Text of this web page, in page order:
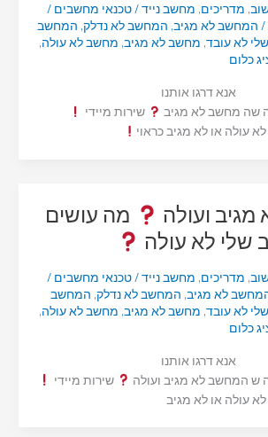
, מדריכים, מחשב נייד/טכנאי מחשבים /
/ המחשב לא מגיב, המחשב לא נדלק, המחשב
לא עובד, מחשב לא מגיב, מחשב לא עולה,
כלום
אנא דרגו אותנו
שה מחשב לא מגיב
שירות מיידי
עולה או לא מגיב כראוי
ועולה
מה עושים
לא עולה
, מדריכים, מחשב נייד/טכנאי מחשבים /
לא מגיב, המחשב לא נדלק, המחשב
לא עובד, מחשב לא מגיב, מחשב לא עולה,
כלום
אנא דרגו אותנו
ש המחשב לא מגיב ועולה
שירות מיידי
עולה או לא מגיב